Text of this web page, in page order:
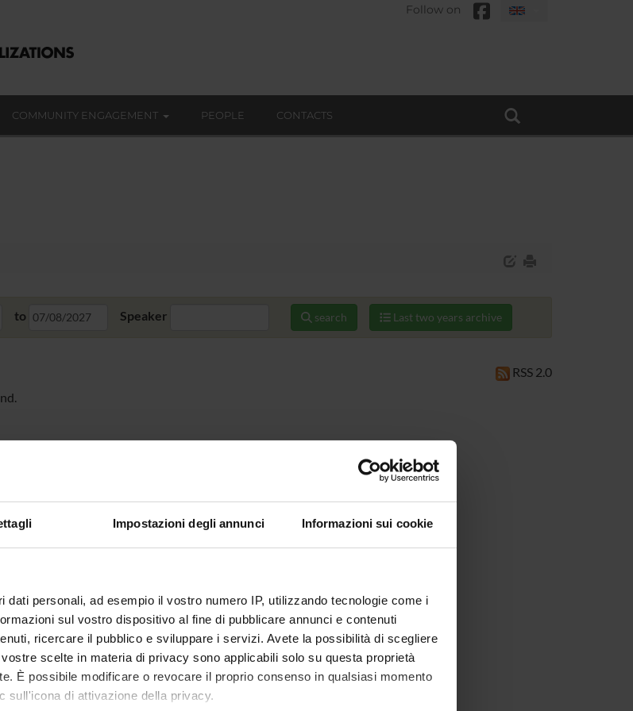
Impostazioni degli annunci Informazioni sui cookie
dati personali, ad esempio il vostro numero IP, utilizzando tecnologie come i
sul vostro dispositivo al fine di pubblicare annunci e contenuti
ricercare il pubblico e sviluppare i servizi. Avete la possibilità di scegliere
scelte in materia di privacy sono applicabili solo su questa proprietà
È possibile modificare o revocare il proprio consenso in qualsiasi momento
sull'icona di attivazione della privacy.
Follow on
COMMUNITY ENGAGEMENT PEOPLE CONTACTS
to Speaker search Last two years archive
RSS 2.0